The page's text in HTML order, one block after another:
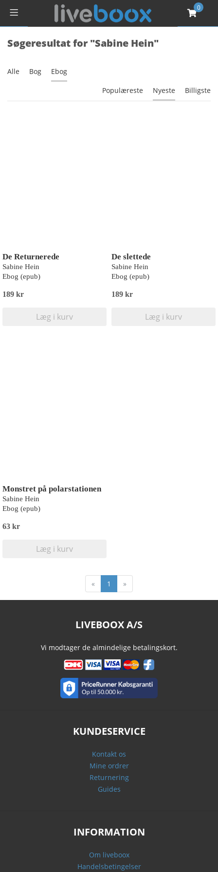
0
Søgeresultat for "Sabine Hein"
Alle Bog Ebog
Populæreste Nyeste Billigste
De Returnerede
Sabine Hein
Ebog (epub)
189 kr
Læg i kurv
De slettede
Sabine Hein
Ebog (epub)
189 kr
Læg i kurv
Monstret på polarstationen
Sabine Hein
Ebog (epub)
63 kr
Læg i kurv
« 1 »
LIVEBOOX A/S
Vi modtager de almindelige betalingskort.
KUNDESERVICE
Kontakt os
Mine ordrer
Returnering
Guides
INFORMATION
Om liveboox
Handelsbetingelser